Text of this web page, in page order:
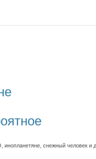
снежный человек и